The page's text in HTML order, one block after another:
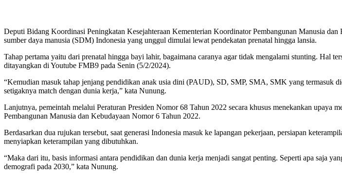
Deputi Bidang Koordinasi Peningkatan Kesejahteraan Kementerian Koordinator Pembangunan Manusia
sumber daya manusia (SDM) Indonesia yang unggul dimulai lewat pendekatan prenatal hingga lansia.
Tahap pertama yaitu dari prenatal hingga bayi lahir, bagaimana caranya agar tidak mengalami stunting. Hal
ditayangkan di Youtube FMB9 pada Senin (5/2/2024).
“Kemudian masuk tahap jenjang pendidikan anak usia dini (PAUD), SD, SMP, SMA, SMK yang termasuk
setigaknya match dengan dunia kerja,” kata Nunung.
Lanjutnya, pemeintah melalui Peraturan Presiden Nomor 68 Tahun 2022 secara khusus menekankan
Pembangunan Manusia dan Kebudayaan Nomor 6 Tahun 2022.
Berdasarkan dua rujukan tersebut, saat generasi Indonesia masuk ke lapangan pekerjaan, persiapan
menyiapkan keterampilan yang dibutuhkan.
“Maka dari itu, basis informasi antara pendidikan dan dunia kerja menjadi sangat penting. Seperti apa saja
demografi pada 2030,” kata Nunung.